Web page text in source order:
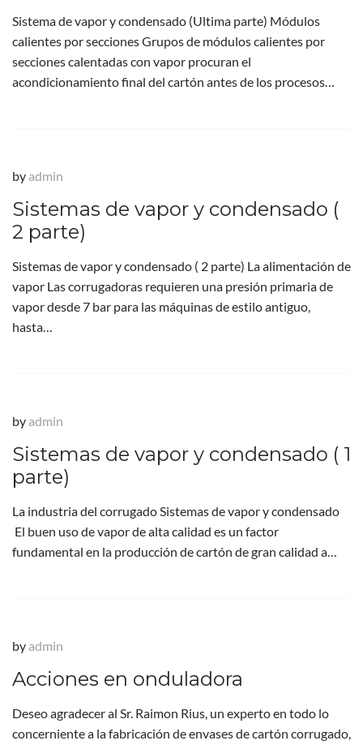
Sistema de vapor y condensado (Ultima parte) Módulos
calientes por secciones Grupos de módulos calientes por
secciones calentadas con vapor procuran el
acondicionamiento final del cartón antes de los procesos…
by admin
Sistemas de vapor y condensado (
2 parte)
Sistemas de vapor y condensado ( 2 parte) La alimentación de
vapor Las corrugadoras requieren una presión primaria de
vapor desde 7 bar para las máquinas de estilo antiguo,
hasta…
by admin
Sistemas de vapor y condensado ( 1
parte)
La industria del corrugado Sistemas de vapor y condensado
El buen uso de vapor de alta calidad es un factor
fundamental en la producción de cartón de gran calidad a…
by admin
Acciones en onduladora
Deseo agradecer al Sr. Raimon Rius, un experto en todo lo
concerniente a la fabricación de envases de cartón corrugado,